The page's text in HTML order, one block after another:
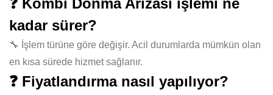
❓ Kombi Donma Arızası işlemi ne
kadar sürer?
🔧 İşlem türüne göre değişir. Acil durumlarda mümkün olan
en kısa sürede hizmet sağlanır.
❓ Fiyatlandırma nasıl yapılıyor?